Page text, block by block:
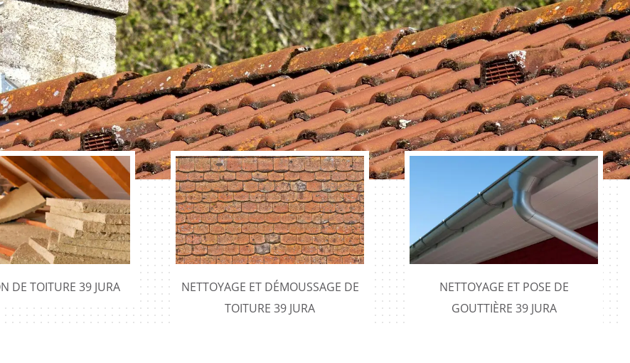
DE TOITURE 39 JURA
NETTOYAGE ET DÉMOUSSAGE DE
TOITURE 39 JURA
NETTOYAGE ET POSE DE
GOUTTIÈRE 39 JURA